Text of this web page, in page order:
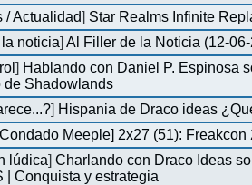
/ Actualidad] Star Realms Infinite
noticia]Al Filler de la Noticia (12-
] Hablando con Daniel P. Espinosa
de Shadowlands
] Hispania de Draco ideas
Meeple] 2x27 (51): Freakcon
lúdica]Charlando con Draco Ideas
| Conquista y estrategia